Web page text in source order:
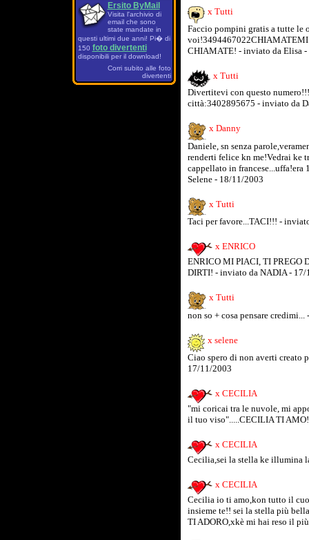
Ersito ByMail
Visita l'archivio di
email che sono
state mandate in
questi ultimi due anni! Pi� di
150 foto divertenti
disponibili per il download!
Corri subito alle foto
divertenti
x Tutti
Faccio pompini gratis a tutte le
voi!3494467022CHIAMATEMI
CHIAMATE! - inviato da Elisa
x Tutti
Divertitevi con questo
città:3402895675 - inviato da
x Danny
Daniele, sn senza
renderti felice kn me!Vedrai ke
cappellato in
Selene - 18/11/2003
x Tutti
Taci per favore...TACI!!! -
x ENRICO
ENRICO MI PIACI, TI PREGO
DIRTI! - inviato da NADIA - 17/
x Tutti
non so + cosa pensare
x selene
Ciao spero di non averti creato
17/11/2003
x CECILIA
"mi coricai tra le nuvole, mi
il tuo viso".....CECILIA TI
x CECILIA
Cecilia,sei la stella ke illumina
x CECILIA
Cecilia io ti amo,kon tutto il
insieme te!! sei la stella più
TI ADORO,xkè mi hai reso il